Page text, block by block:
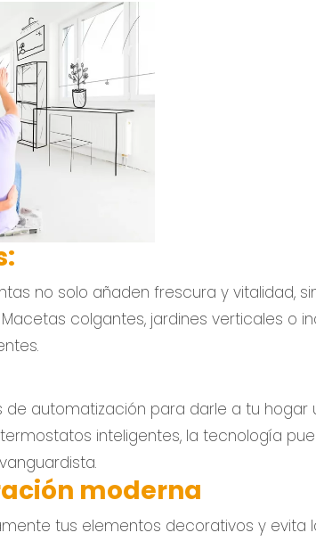
no solo añaden frescura y vitalidad,
colgantes, jardines verticales o
de automatización para darle a tu hogar
inteligentes, la tecnología
moderna
tus elementos decorativos y evita